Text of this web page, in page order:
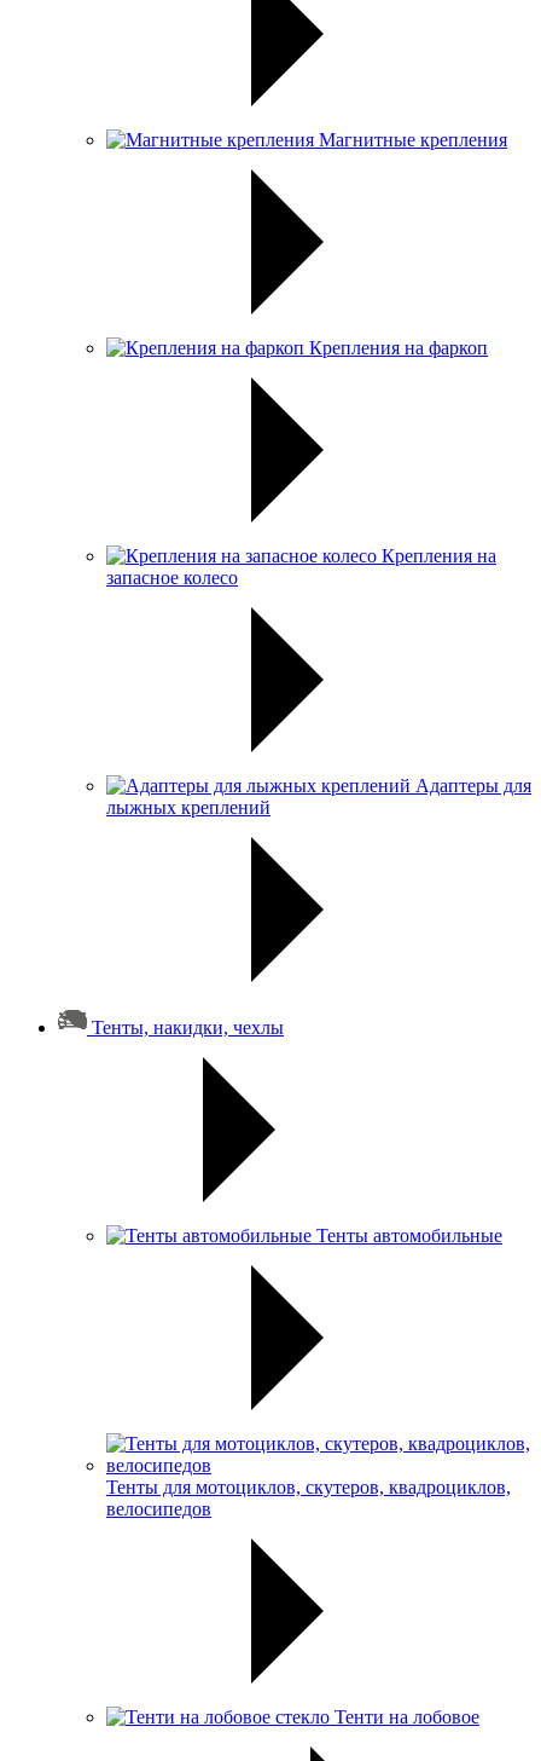
Магнитные крепления
Крепления на фаркоп
Крепления на
запасное колесо
Адаптеры для
лыжных креплений
Тенты, накидки, чехлы
Тенты автомобильные
Тенты для мотоциклов, скутеров, квадроциклов,
велосипедов
Тенти на лобовое